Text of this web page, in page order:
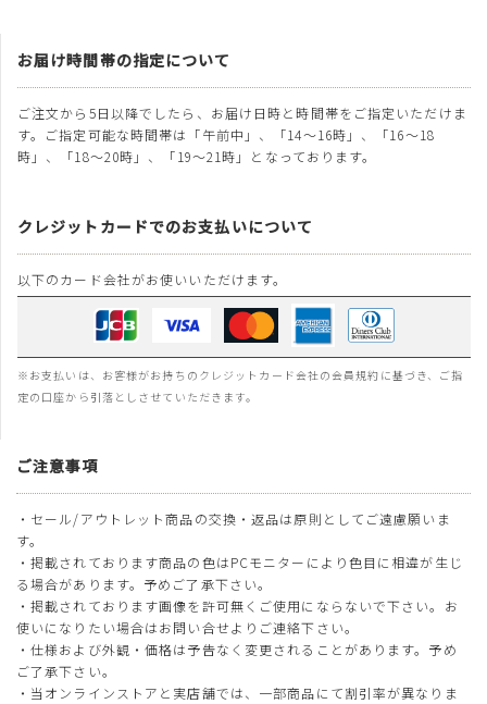
お届け時間帯の指定について
ご注文から5日以降でしたら、お届け日時と時間帯をご指定いただけま
す。ご指定可能な時間帯は「午前中」、「14～16時」、「16～18
時」、「18～20時」、「19～21時」となっております。
クレジットカードでのお支払いについて
以下のカード会社がお使いいただけます。
※お支払いは、お客様がお持ちのクレジットカード会社の会員規約に基づき、ご指
定の口座から引落としさせていただきます。
ご注意事項
・セール/アウトレット商品の交換・返品は原則としてご遠慮願いま
す。
・掲載されております商品の色はPCモニターにより色目に相違が生じ
る場合があります。予めご了承下さい。
・掲載されております画像を許可無くご使用にならないで下さい。お
使いになりたい場合はお問い合せよりご連絡下さい。
・仕様および外観・価格は予告なく変更されることがあります。予め
ご了承下さい。
・当オンラインストアと実店舗では、一部商品にて割引率が異なりま